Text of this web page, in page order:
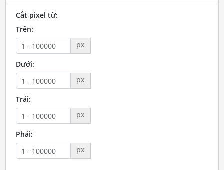
Cắt pixel từ:
Trên:
px
Dưới:
px
Trái:
px
Phải:
px